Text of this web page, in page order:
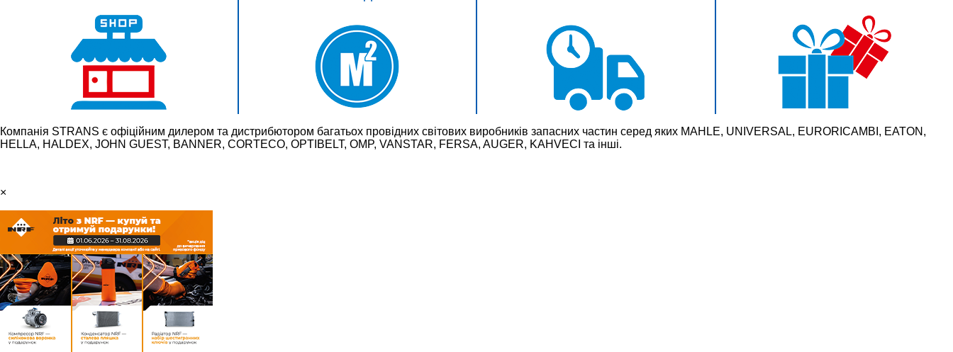
Компанія STRANS є офіційним дилером та дистрибютором багатьох провідних світових виробників запасних частин серед яких MAHLE, UNIVERSAL, EURORICAMBI, EATON,
HELLA, HALDEX, JOHN GUEST, BANNER, CORTECO, OPTIBELT, OMP, VANSTAR, FERSA, AUGER, KAHVECI та інші.
×